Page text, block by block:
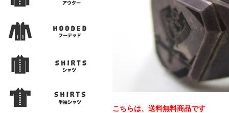
こちらは、送料無料商品です